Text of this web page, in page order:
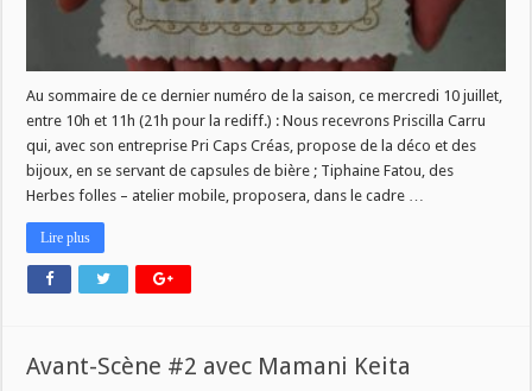
Au sommaire de ce dernier numéro de la saison, ce mercredi 10 juillet,
entre 10h et 11h (21h pour la rediff.) : Nous recevrons Priscilla Carru
qui, avec son entreprise Pri Caps Créas, propose de la déco et des
bijoux, en se servant de capsules de bière ; Tiphaine Fatou, des
Herbes folles – atelier mobile, proposera, dans le cadre …
Lire plus
Avant-Scène #2 avec Mamani Keita